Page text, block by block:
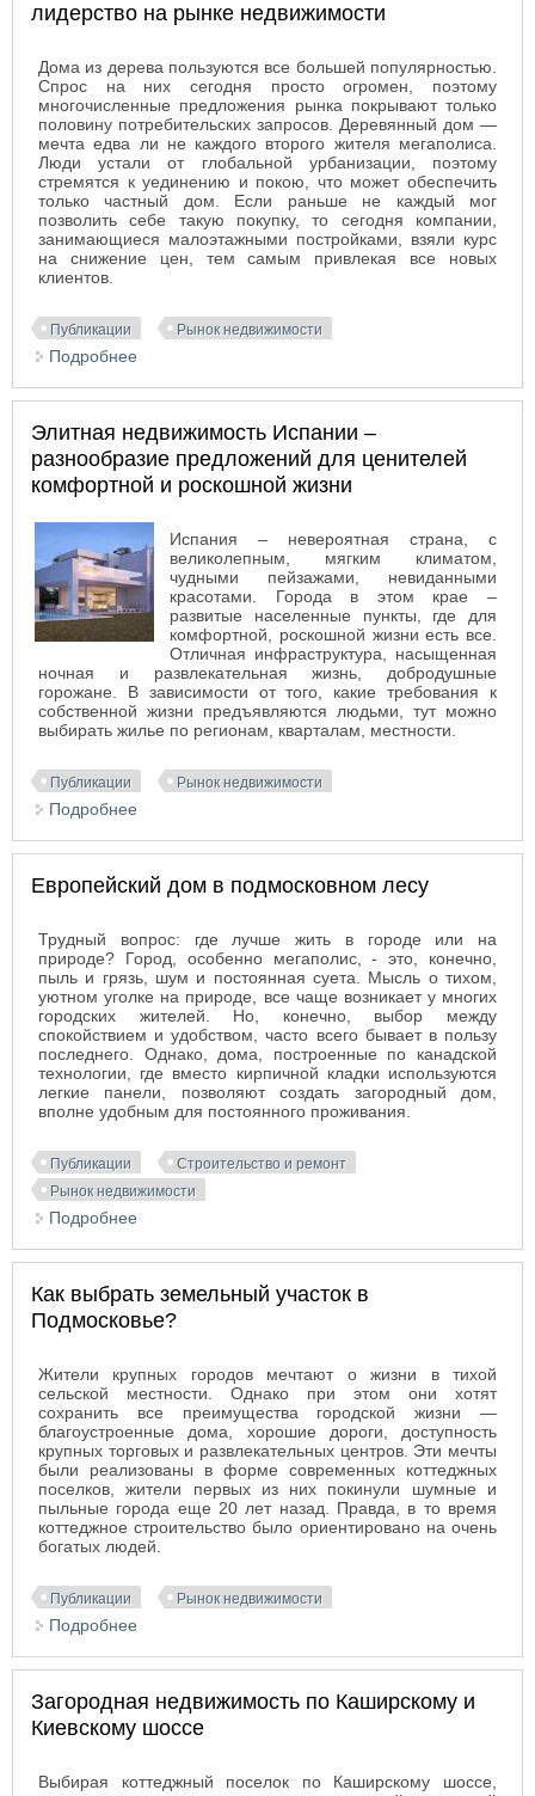
лидерство на рынке недвижимости
Дома из дерева пользуются все большей популярностью.
Спрос на них сегодня просто огромен, поэтому
многочисленные предложения рынка покрывают только
половину потребительских запросов. Деревянный дом —
мечта едва ли не каждого второго жителя мегаполиса.
Люди устали от глобальной урбанизации, поэтому
стремятся к уединению и покою, что может обеспечить
только частный дом. Если раньше не каждый мог
позволить себе такую покупку, то сегодня компании,
занимающиеся малоэтажными постройками, взяли курс
на снижение цен, тем самым привлекая все новых
клиентов.
Публикации Рынок недвижимости
Подробнее
Элитная недвижимость Испании –
разнообразие предложений для ценителей
комфортной и роскошной жизни
Испания – невероятная страна, с
великолепным, мягким климатом,
чудными пейзажами, невиданными
красотами. Города в этом крае –
развитые населенные пункты, где для
комфортной, роскошной жизни есть все.
Отличная инфраструктура, насыщенная
ночная и развлекательная жизнь, добродушные
горожане. В зависимости от того, какие требования к
собственной жизни предъявляются людьми, тут можно
выбирать жилье по регионам, кварталам, местности.
Публикации Рынок недвижимости
Подробнее
Европейский дом в подмосковном лесу
Трудный вопрос: где лучше жить в городе или на
природе? Город, особенно мегаполис, - это, конечно,
пыль и грязь, шум и постоянная суета. Мысль о тихом,
уютном уголке на природе, все чаще возникает у многих
городских жителей. Но, конечно, выбор между
спокойствием и удобством, часто всего бывает в пользу
последнего. Однако, дома, построенные по канадской
технологии, где вместо кирпичной кладки используются
легкие панели, позволяют создать загородный дом,
вполне удобным для постоянного проживания.
Публикации
Строительство и ремонт
Рынок недвижимости
Подробнее
Как выбрать земельный участок в
Подмосковье?
Жители крупных городов мечтают о жизни в тихой
сельской местности. Однако при этом они хотят
сохранить все преимущества городской жизни —
благоустроенные дома, хорошие дороги, доступность
крупных торговых и развлекательных центров. Эти мечты
были реализованы в форме современных коттеджных
поселков, жители первых из них покинули шумные и
пыльные города еще 20 лет назад. Правда, в то время
коттеджное строительство было ориентировано на очень
богатых людей.
Публикации Рынок недвижимости
Подробнее
Загородная недвижимость по Каширскому и
Киевскому шоссе
Выбирая коттеджный поселок по Каширскому шоссе,